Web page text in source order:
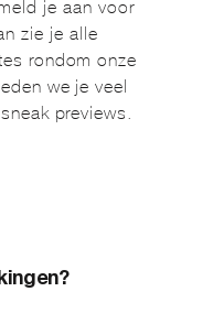
je aan voor
zie je alle
rondom onze
we je veel
previews.